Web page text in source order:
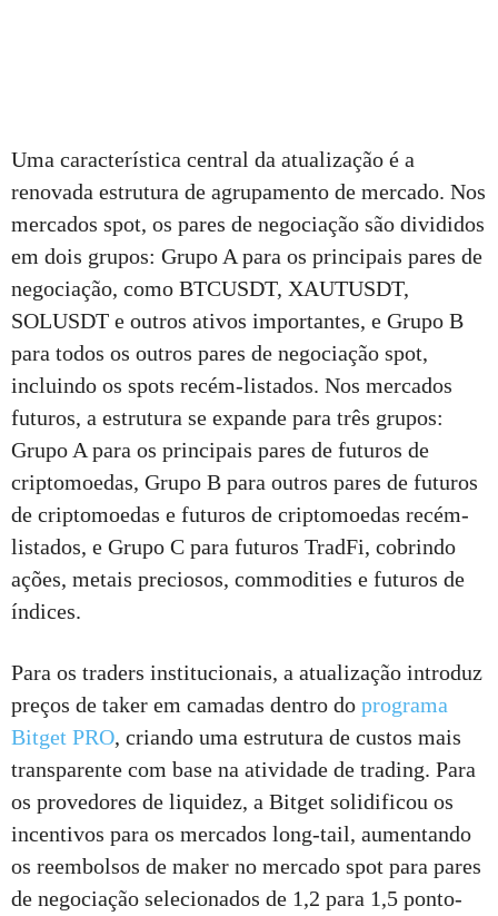
Uma característica central da atualização é a
renovada estrutura de agrupamento de mercado. Nos
mercados spot, os pares de negociação são divididos
em dois grupos: Grupo A para os principais pares de
negociação, como BTCUSDT, XAUTUSDT,
SOLUSDT e outros ativos importantes, e Grupo B
para todos os outros pares de negociação spot,
incluindo os spots recém-listados. Nos mercados
futuros, a estrutura se expande para três grupos:
Grupo A para os principais pares de futuros de
criptomoedas, Grupo B para outros pares de futuros
de criptomoedas e futuros de criptomoedas recém-
listados, e Grupo C para futuros TradFi, cobrindo
ações, metais preciosos, commodities e futuros de
índices.
Para os traders institucionais, a atualização introduz
preços de taker em camadas dentro do programa
Bitget PRO, criando uma estrutura de custos mais
transparente com base na atividade de trading. Para
os provedores de liquidez, a Bitget solidificou os
incentivos para os mercados long-tail, aumentando
os reembolsos de maker no mercado spot para pares
de negociação selecionados de 1,2 para 1,5 ponto-